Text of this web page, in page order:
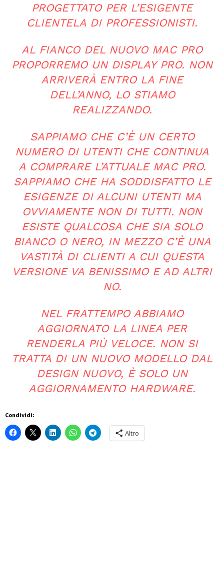
PROGETTATO PER L’ESIGENTE
CLIENTELA DI PROFESSIONISTI.
AL FIANCO DEL NUOVO MAC PRO
PROPORREMO UN DISPLAY PRO. NON
ARRIVERÀ ENTRO LA FINE
DELL’ANNO, LO STIAMO
REALIZZANDO.
SAPPIAMO CHE C’È UN CERTO
NUMERO DI UTENTI CHE CONTINUA
A COMPRARE L’ATTUALE MAC PRO.
SAPPIAMO CHE HA SODDISFATTO LE
ESIGENZE DI ALCUNI UTENTI MA
OVVIAMENTE NON DI TUTTI. NON
ESISTE QUALCOSA CHE SIA SOLO
BIANCO O NERO, IN MEZZO C’È UNA
VASTITÀ DI CLIENTI A CUI QUESTA
VERSIONE VA BENISSIMO E AD ALTRI
NO.
NEL FRATTEMPO ABBIAMO
AGGIORNATO LA LINEA PER
RENDERLA PIÙ VELOCE. NON SI
TRATTA DI UN NUOVO MODELLO DAL
DESIGN NUOVO, È SOLO UN
AGGIORNAMENTO HARDWARE.
Condividi:
Altro